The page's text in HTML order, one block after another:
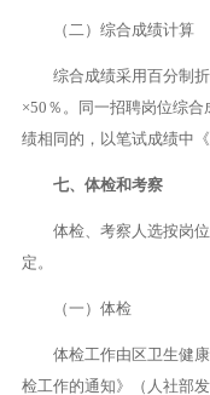
（二）综合成绩计算
综合成绩采用百分制
×50％。同一招聘岗位综
绩相同的，以笔试成绩中
七、体检和考察
体检、考察人选按岗
定。
（一）体检
体检工作由区卫生健
检工作的通知》（人社部